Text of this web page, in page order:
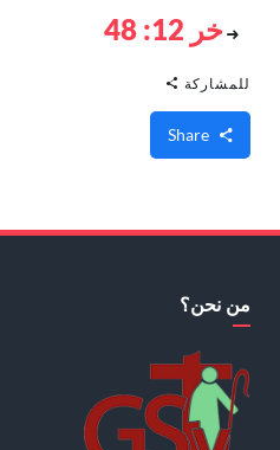
خر 12: 48
للمشاركة
من نحن؟